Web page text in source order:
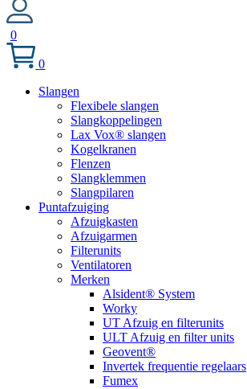
0
0
Slangen
Flexibele slangen
Slangkoppelingen
Lax Vox® slangen
Kogelkranen
Flenzen
Slangklemmen
Slangpilaren
Puntafzuiging
Afzuigkasten
Afzuigarmen
Filterunits
Ventilatoren
Merken
Alsident® System
Worky
UT Afzuig en filterunits
ULT Afzuig en filter units
Geovent®
Invertek frequentie regelaars
Fumex